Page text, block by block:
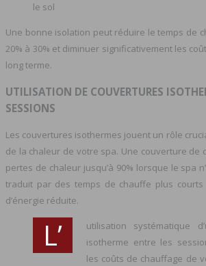
le sol
Une bonne isolation peut réduire le temps de
20% à 30% et diminuer significativement les
long terme.
UTILISATION DE COUVERTURES
SESSIONS
Les couvertures isothermes jouent un rôle
de la chaleur de votre spa. Une couverture de
pertes de chaleur jusqu’à 90% lorsque le spa
traduit par des temps de chauffe plus courts
d’énergie réduite.
L’
utilisation systématique
isotherme entre les
les coûts de chauffage de